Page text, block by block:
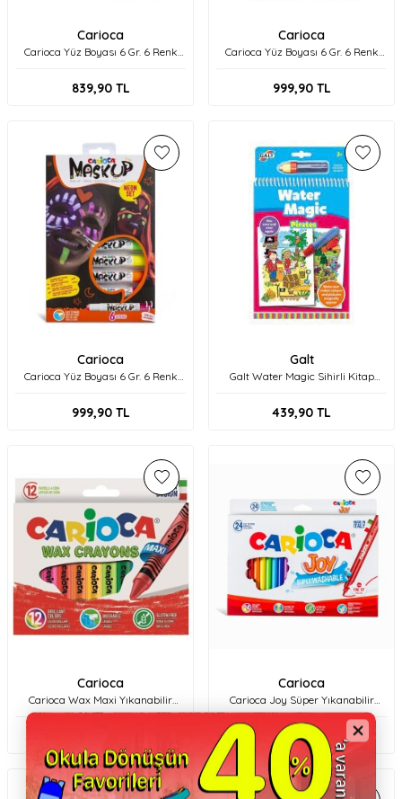
Carioca
Carioca Yüz Boyası 6 Gr. 6 Renk
839,90TL
Carioca
Carioca Yüz Boyası 6 Gr. 6 Renk
999,90TL
Carioca
Carioca Yüz Boyası 6 Gr. 6 Renk
999,90TL
Galt
Galt Water Magic Sihirli Kitap
439,90 TL
Carioca
Carioca Wax Maxi Yıkanabilir
Pastel Boya Kalemi 12'li 42369
Carioca
Carioca Joy Süper Yıkanabilir
Keçeli Boya Kalemi 24'lü 40615
469,90 TL